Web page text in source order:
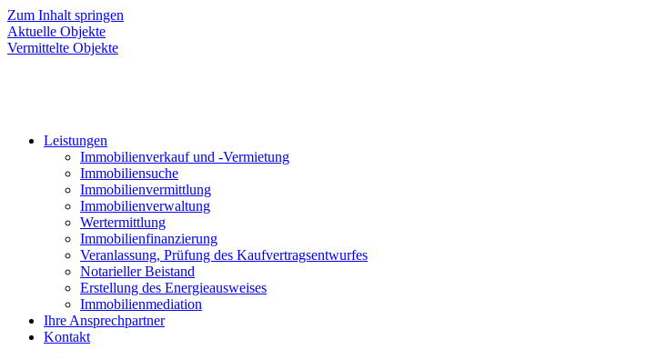
Zum Inhalt springen
Aktuelle Objekte
Vermittelte Objekte
Leistungen
Immobilienverkauf und -Vermietung
Immobiliensuche
Immobilienvermittlung
Immobilienverwaltung
Wertermittlung
Immobilienfinanzierung
Veranlassung, Prüfung des Kaufvertragsentwurfes
Notarieller Beistand
Erstellung des Energieausweises
Immobilienmediation
Ihre Ansprechpartner
Kontakt